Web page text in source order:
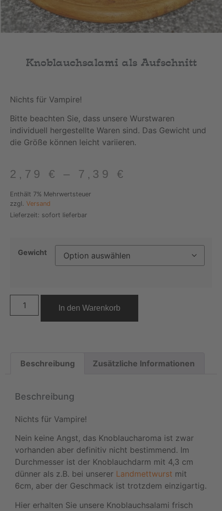
Knoblauchsalami als Aufschnitt
Nichts für Vampire!
Bitte beachten Sie, dass unsere Wurstwaren
individuell hergestellte Waren sind. Das Gewicht und
die Größe können leicht variieren.
2,79 € – 7,39 €
Enthält 7% Mehrwertsteuer
zzgl. Versand
Lieferzeit: sofort lieferbar
Gewicht
In den Warenkorb
Beschreibung Zusätzliche Informationen
Beschreibung
Nichts für Vampire!
Nein keine Angst, das Knoblaucharoma ist zwar
vorhanden aber definitiv nicht bestimmend. Im
Durchmesser ist der Knoblauchdarm mit 4,3 cm
dünner als z.B. bei unserer Landmettwurst mit
6cm, aber der Geschmack ist trotzdem einzigartig.
Hier erhalten Sie unsere Knoblauchsalami frisch